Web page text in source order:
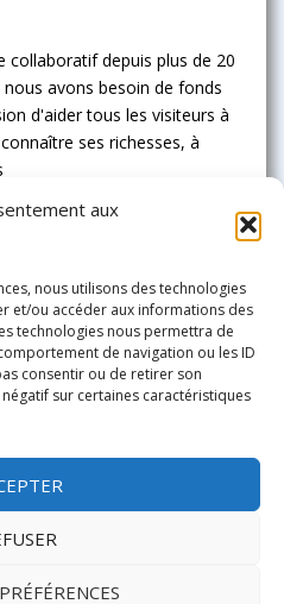
aux
nous utilisons des technologies
et/ou accéder aux informations des
technologies nous permettra de
de navigation ou les ID
consentir ou de retirer son
sur certaines caractéristiques
collaboratif depuis plus de 20
avons besoin de fonds
d'aider tous les visiteurs à
ses richesses, à